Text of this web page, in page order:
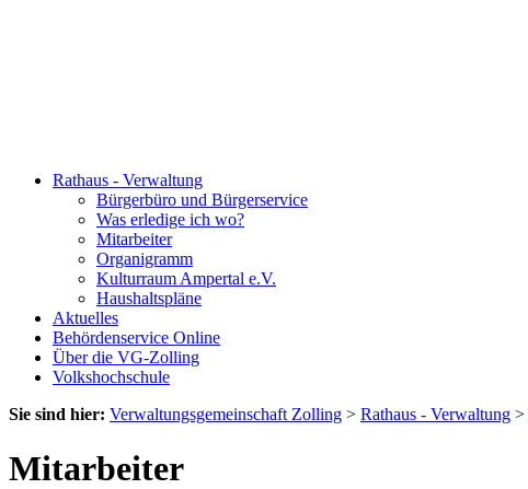
Rathaus - Verwaltung
Bürgerbüro und Bürgerservice
Was erledige ich wo?
Mitarbeiter
Organigramm
Kulturraum Ampertal e.V.
Haushaltspläne
Aktuelles
Behördenservice Online
Über die VG-Zolling
Volkshochschule
Sie sind hier: Verwaltungsgemeinschaft Zolling > Rathaus - Verwaltung >
Mitarbeiter